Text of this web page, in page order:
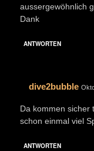
aussergewöhnlich
Dank
ANTWORTEN
dive2bubble
Da kommen sicher
schon einmal viel
ANTWORTEN